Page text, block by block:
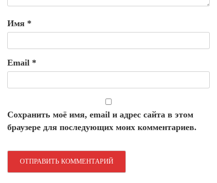
Имя *
Email *
Сохранить моё имя, email и адрес сайта в этом
браузере для последующих моих комментариев.